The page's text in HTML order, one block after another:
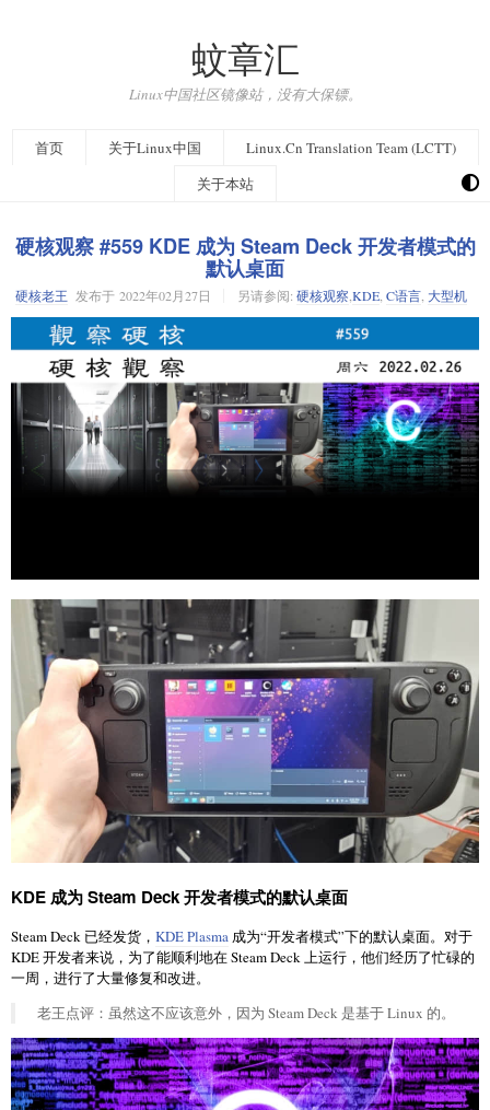
蚊章汇
Linux中国社区镜像站，没有大保镖。
首页 关于Linux中国
Linux.Cn Translation Team (LCTT)
关于本站
硬核观察 #559 KDE 成为 Steam Deck 开发者模式的
默认桌面
硬核老王 发布于 2022年02月27日 另请参阅: 硬核观察 KDE, C语言, 大型机
KDE 成为 Steam Deck 开发者模式的默认桌面
Steam Deck 已经发货， KDE Plasma 成为“开发者模式”下的默认桌面。对于
KDE 开发者来说，为了能顺利地在 Steam Deck 上运行，他们经历了忙碌的
一周，进行了大量修复和改进。
老王点评：虽然这不应该意外，因为 Steam Deck 是基于 Linux 的。